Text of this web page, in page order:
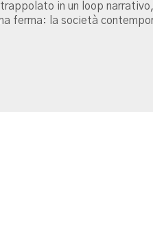
in un loop
ferma: la società